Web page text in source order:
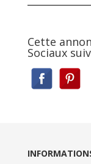
Cette
Sociaux